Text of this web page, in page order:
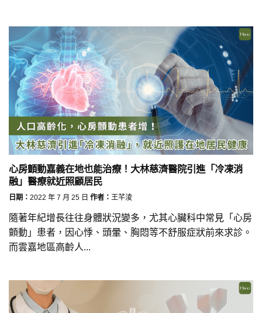
心房顫動嘉義在地也能治療！大林慈濟醫院引進「冷凍消
融」醫療就近照顧居民
日期： 2022 年 7 月 25 日 作者： 王芊淩
隨著年紀增長往往身體狀況變多，尤其心臟科中常見「心房
顫動」患者，因心悸、頭暈、胸悶等不舒服症狀前來求診。
而雲嘉地區高齡人...